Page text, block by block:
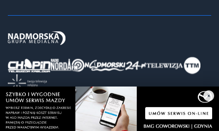
Copyrights © Nadmorski24.pl 2026 r.
Projekt i wykonaniePixlab.pl
×